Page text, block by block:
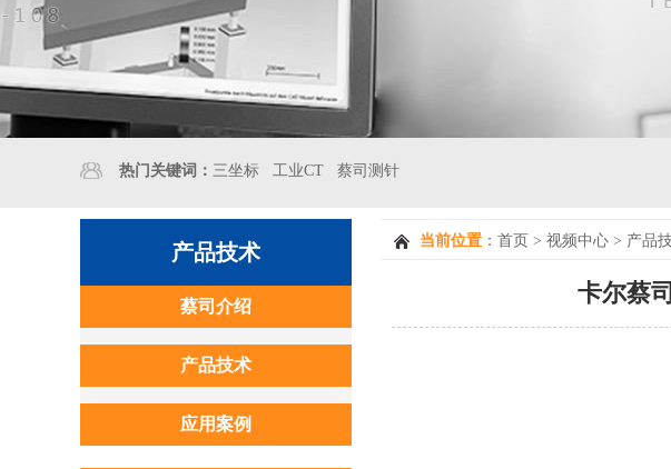
热门关键词： 三坐标 工业CT 蔡司测针
产品技术
蔡司介绍
产品技术
应用案例
当前位置 ： 首页 > 视频中心 > 产品
卡尔蔡